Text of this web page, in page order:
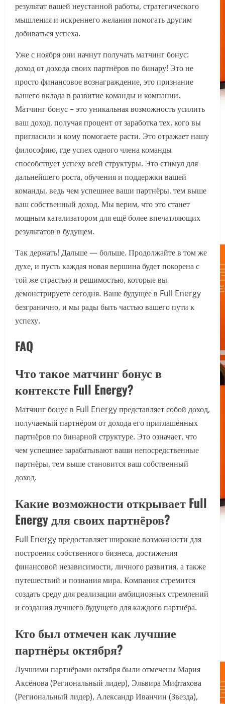
результат вашей неустанной работы, стратегического
мышления и искреннего желания помогать другим
добиваться успеха.
Уже с ноября они начнут получать матчинг бонус:
доход от дохода своих партнёров по бинару! Это не
просто финансовое вознаграждение, это признание
вашего вклада в развитие команды и компании.
Матчинг бонус – это уникальная возможность усилить
ваш доход, получая процент от заработка тех, кого вы
пригласили и кому помогаете расти. Это отражает нашу
философию, где успех одного члена команды
способствует успеху всей структуры. Это стимул для
дальнейшего роста, обучения и поддержки вашей
команды, ведь чем успешнее ваши партнёры, тем выше
ваш собственный доход. Мы верим, что это станет
мощным катализатором для ещё более впечатляющих
результатов в будущем.
Так держать! Дальше — больше. Продолжайте в том же
духе, и пусть каждая новая вершина будет покорена с
той же страстью и решимостью, которые вы
демонстрируете сегодня. Ваше будущее в Full Energy
безгранично, и мы рады быть частью вашего пути к
успеху.
FAQ
Что такое матчинг бонус в
контексте Full Energy?
Матчинг бонус в Full Energy представляет собой доход,
получаемый партнёром от дохода его приглашённых
партнёров по бинарной структуре. Это означает, что
чем успешнее зарабатывают ваши непосредственные
партнёры, тем выше становится ваш собственный
доход.
Какие возможности открывает Full
Energy для своих партнёров?
Full Energy предоставляет широкие возможности для
построения собственного бизнеса, достижения
финансовой независимости, личного развития, а также
путешествий и познания мира. Компания стремится
создать среду для реализации амбициозных стремлений
и создания лучшего будущего для каждого партнёра.
Кто был отмечен как лучшие
партнёры октября?
Лучшими партнёрами октября были отмечены Мария
Аксёнова (Региональный лидер), Эльвира Мифтахова
(Региональный лидер), Александр Иванчин (Звезда),